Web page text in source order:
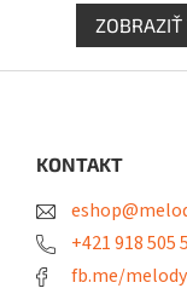
ZOBRAZIŤ
KONTAKT
+421 918 505
fb.me/